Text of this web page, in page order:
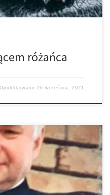
różańca
Opublikowano 26 września, 2021
śmierci Ks. Andrzeja
Ks. Andrzej w naszej
1986 – 2001. Ustąpił z